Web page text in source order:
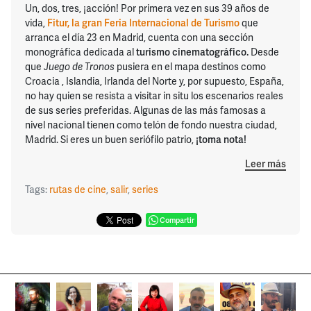
Un, dos, tres, ¡acción! Por primera vez en sus 39 años de
vida, Fitur, la gran Feria Internacional de Turismoque
arranca el día 23 en Madrid, cuenta con una sección
monográfica dedicada alturismo cinematográfico. Desde
que Juego de Tronos pusiera en el mapa destinos como
Croacia , Islandia, Irlanda del Norte y, por supuesto, España,
no hay quien se resista a visitar in situ los escenarios reales
de sus series preferidas. Algunas de las más famosas a
nivel nacional tienen como telón de fondo nuestra ciudad,
Madrid. Si eres un buen seriófilo patrio, ¡toma nota!
Leer más
Tags: rutas de cine,salir,series
Compartir